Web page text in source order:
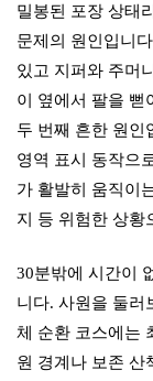
밀봉된 포장 상태
문제의 원인입니
있고 지퍼와 주머
이 옆에서 팔을 뻗
두 번째 흔한 원인
영역 표시 동작으
가 활발히 움직이
지 등 위험한 상황
30분밖에 시간이
니다. 사원을 둘러
체 순환 코스에는
원 경계나 보존 산